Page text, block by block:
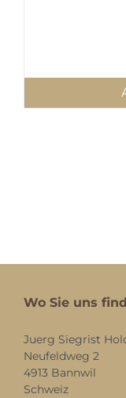
Wo Sie uns
Juerg Siegrist
Neufeldweg 2
4913 Bannwil
Schweiz